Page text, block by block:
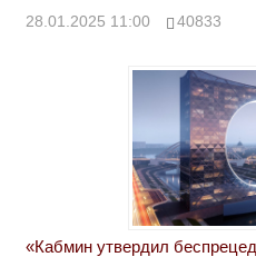
28.01.2025 11:00 40833
«Кабмин утвердил